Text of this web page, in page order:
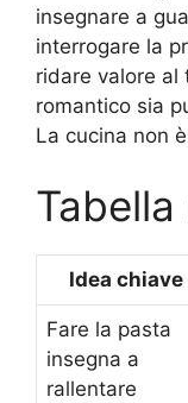
insegnare a
interrogare la
ridare valore al
romantico sia
La cucina non
Idea chiave
Fare la pasta
insegna a
rallentare